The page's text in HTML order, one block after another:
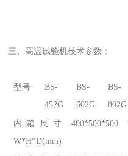
三、 高温试验机技术参数：
型号
BS-
452G
BS-
602G
BS-
802G
内箱尺寸
W*H*D(mm)
400*500*500